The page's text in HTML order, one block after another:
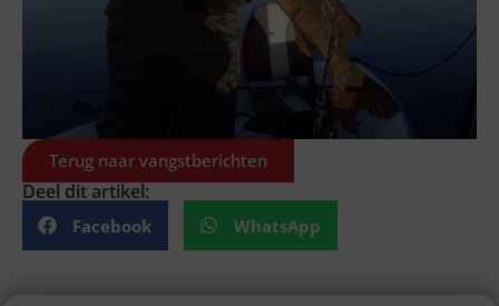
Terug naar vangstberichten
Deel dit artikel:
Facebook WhatsApp